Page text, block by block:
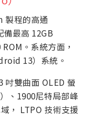
製程的高通
最高 12GB
。系統方面，
13）系統。
吋雙曲面 OLED 螢
、1900尼特局部峰
， LTPO 技術支援